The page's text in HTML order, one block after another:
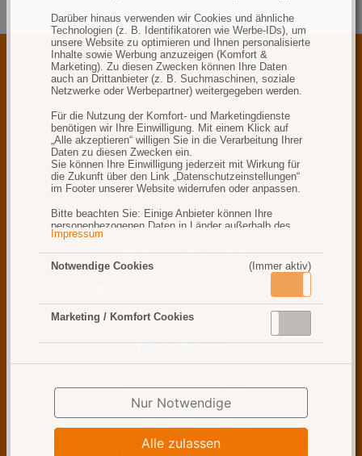
Darüber hinaus verwenden wir Cookies und ähnliche
Technologien (z. B. Identifikatoren wie Werbe-IDs), um
unsere Website zu optimieren und Ihnen personalisierte
Inhalte sowie Werbung anzuzeigen (Komfort &
Marketing). Zu diesen Zwecken können Ihre Daten
auch an Drittanbieter (z. B. Suchmaschinen, soziale
Netzwerke oder Werbepartner) weitergegeben werden.
Für die Nutzung der Komfort- und Marketingdienste
benötigen wir Ihre Einwilligung. Mit einem Klick auf
„Alle akzeptieren“ willigen Sie in die Verarbeitung Ihrer
Daten zu diesen Zwecken ein.
Sie können Ihre Einwilligung jederzeit mit Wirkung für
die Zukunft über den Link „Datenschutzeinstellungen“
im Footer unserer Website widerrufen oder anpassen.
Bitte beachten Sie: Einige Anbieter können Ihre
personenbezogenen Daten in Länder außerhalb des
Europäischen Wirtschaftsraums (z. B. die USA)
Ländern besteht möglicherweise kein mit der EU
vergleichbares Datenschutzniveau gem. Art 49 Abs. 1
Weitere Informationen finden Sie in unserer
Impressum
Notwendige Cookies (Immer aktiv)
Marketing / Komfort Cookies
Nur Notwendige
Alle zulassen
Kontaktlinsenking.de
Tageslinsen
Wochenlinsen
Monatslinsen
Torische Linsen
Pflegemittel
Kontakt
Newsletter abonnieren
Kontaktformular
Rechtliches
Gesundheitshinweis
Impressum
Datenschutzerklärung
Datenschutzeinstellungen